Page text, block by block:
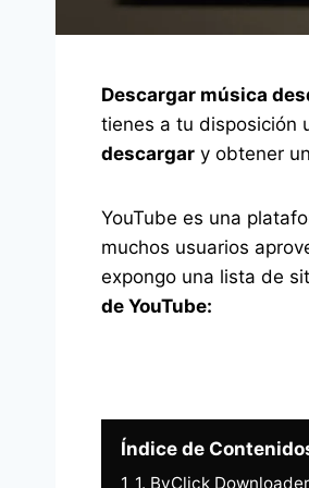
Descargar música
tienes a tu disposición
descargar y obtener
YouTube es una
muchos usuarios
expongo una lista de
de YouTube:
Índice de
1 1. ByClick Downloader